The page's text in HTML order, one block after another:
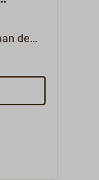
de
uit